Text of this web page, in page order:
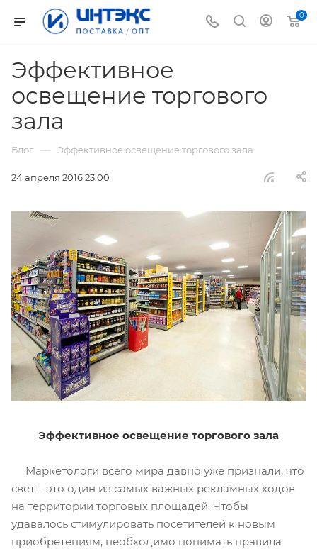
0
Эффективное
освещение торгового
зала
Блог — Эффективное освещение торгового зала
24 апреля 2016 23:00
Эффективное освещение торгового зала
Маркетологи всего мира давно уже признали, что
свет – это один из самых важных рекламных ходов
на территории торговых площадей. Чтобы
удавалось стимулировать посетителей к новым
приобретениям, необходимо понимать правила